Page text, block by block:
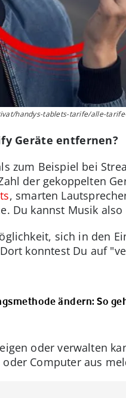
handys-tablets-tarife/alle-
Geräte entfernen?
zum Beispiel bei
der gekoppelten
, smarten
Du kannst Musik
sich in den
konntest Du auf
ändern: So
oder verwalten
Computer aus